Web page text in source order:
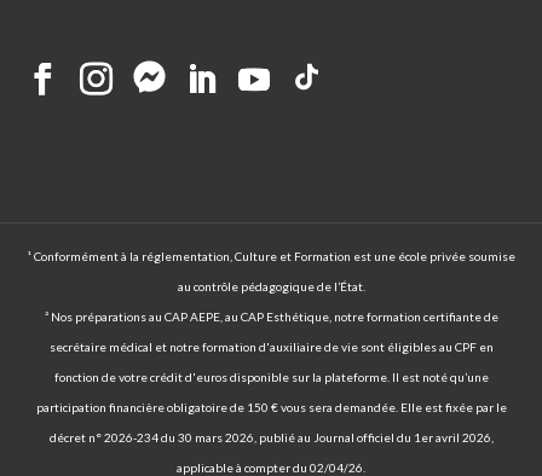
¹ Conformément à la réglementation, Culture et Formation est une école privée soumise
au contrôle pédagogique de l’État.
² Nos préparations au CAP AEPE, au CAP Esthétique, notre formation certifiante de
secrétaire médical et notre formation d'auxiliaire de vie sont éligibles au CPF en
fonction de votre crédit d'euros disponible sur la plateforme. Il est noté qu’une
participation financière obligatoire de 150 € vous sera demandée. Elle est fixée par le
décret n° 2026-234 du 30 mars 2026, publié au Journal officiel du 1er avril 2026,
applicable à compter du 02/04/26.